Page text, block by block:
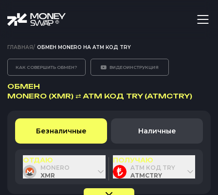
ГЛАВНАЯ/ ОБМЕН MONERO НА ATM КОД TRY
КАК СОВЕРШИТЬ ОБМЕН? ВИДЕОИНСТРУКЦИЯ
ОБМЕН
MONERO (XMR) ⇄ ATM КОД TRY (ATMCTRY)
Безналичные Наличные
ОТДАЮ
MONERO
XMR
ПОЛУЧАЮ
ATM КОД TRY
ATMCTRY